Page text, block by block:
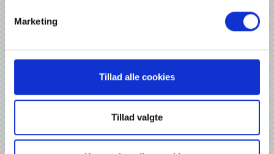
Marketing
Tillad alle cookies
Tillad valgte
I år fejrer Genpack A/S virksomhedens 75 års jubilæum som en global
posesvejsere, pakkemaskiner og emballagematerialer. Siden 1949 har
virksomheden været en pålidelig partner for B2B-kunder over hele
75 år med poselukning